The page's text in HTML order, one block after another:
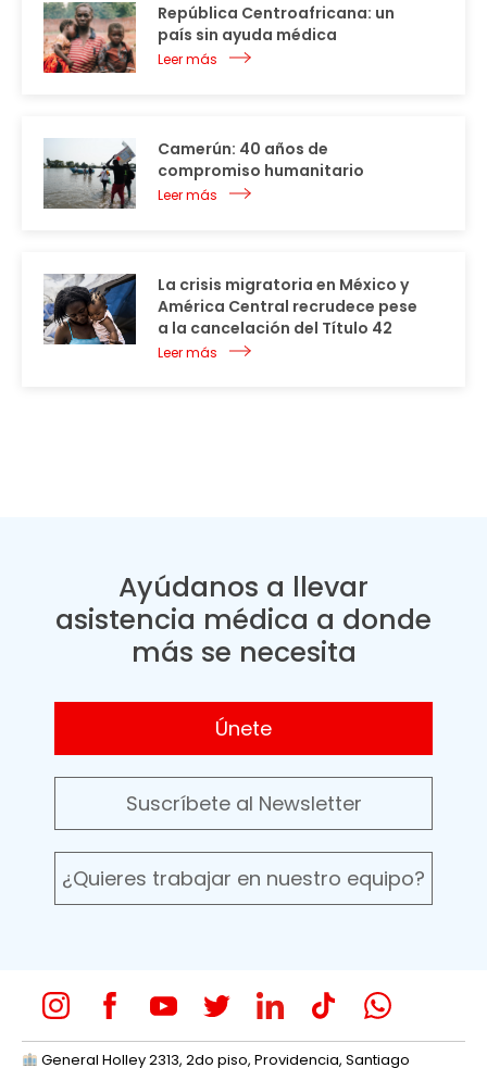
República Centroafricana: un
país sin ayuda médica
Leer más
Camerún: 40 años de
compromiso humanitario
Leer más
La crisis migratoria en México y
América Central recrudece pese
a la cancelación del Título 42
Leer más
Ayúdanos a llevar
asistencia médica a donde
más se necesita
Únete
Suscríbete al Newsletter
¿Quieres trabajar en nuestro equipo?
General Holley 2313, 2do piso, Providencia, Santiago